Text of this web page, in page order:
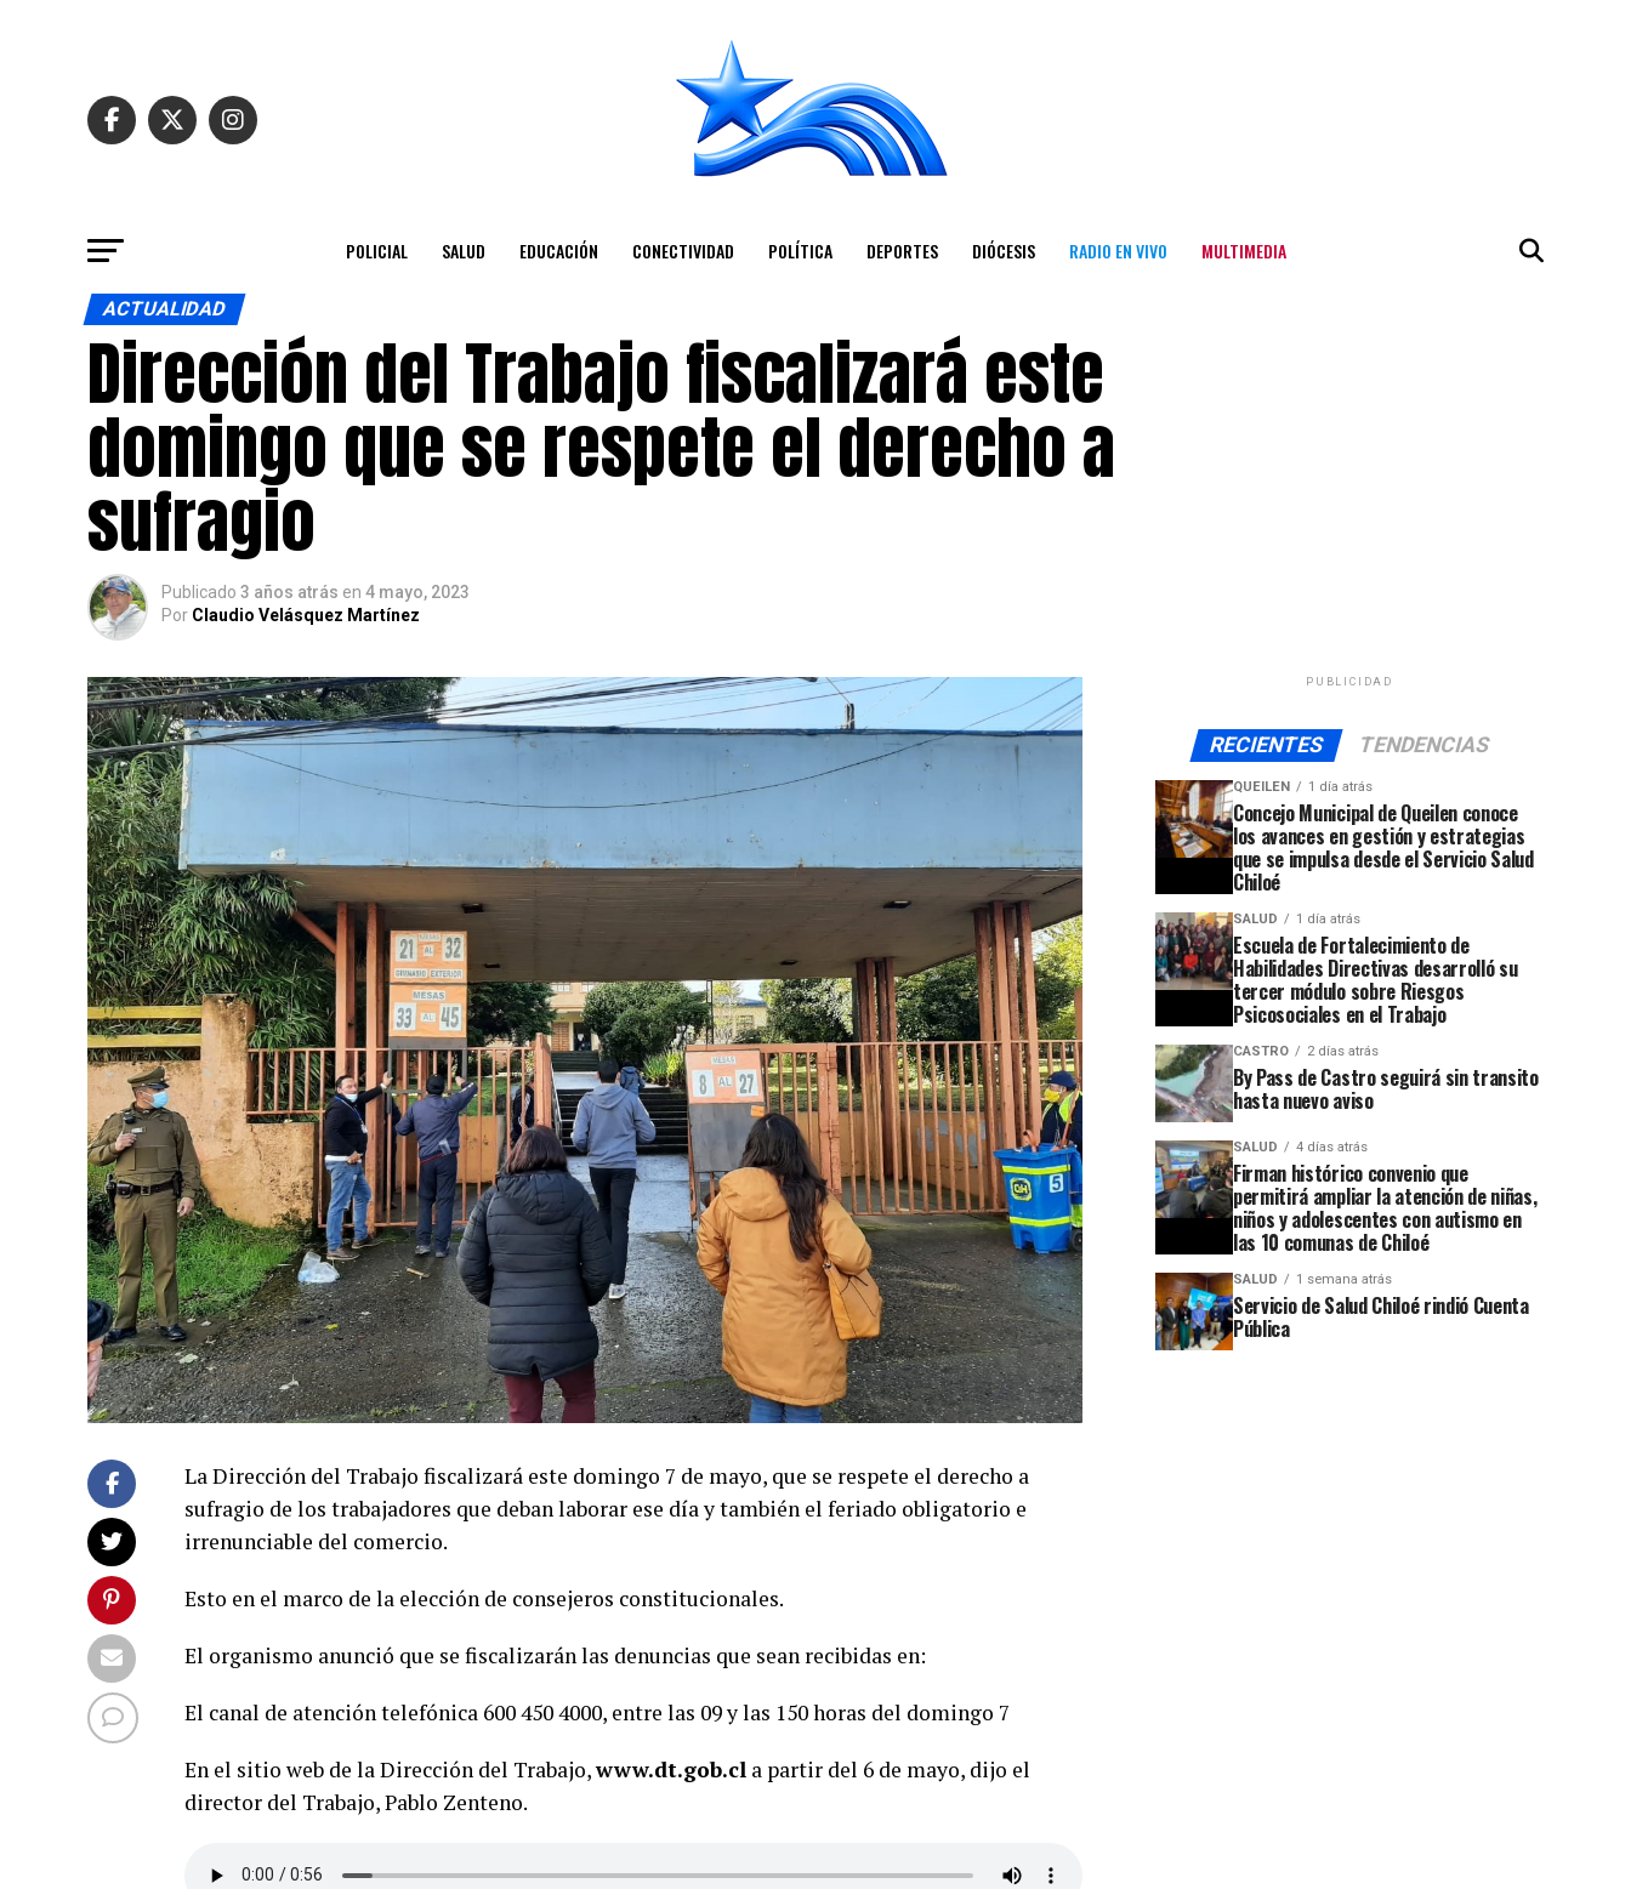
POLICIAL SALUD EDUCACIÓN CONECTIVIDAD POLÍTICA DEPORTES DIÓCESIS RADIO EN VIVO MULTIMEDIA
ACTUALIDAD
Dirección del Trabajo fiscalizará este
domingo que se respete el derecho a
sufragio
Publicado 3 años atrás en 4 mayo, 2023
Por Claudio Velásquez Martínez
La Dirección del Trabajo fiscalizará este domingo 7 de mayo, que se respete el derecho a
sufragio de los trabajadores que deban laborar ese día y también el feriado obligatorio e
irrenunciable del comercio.
Esto en el marco de la elección de consejeros constitucionales.
El organismo anunció que se fiscalizarán las denuncias que sean recibidas en:
El canal de atención telefónica 600 450 4000, entre las 09 y las 150 horas del domingo 7
En el sitio web de la Dirección del Trabajo,www.dt.gob.cl a partir del 6 de mayo, dijo el
director del Trabajo, Pablo Zenteno.
PUBLICIDAD
RECIENTES TENDENCIAS
QUEILEN 1 día atrás
Concejo Municipal de Queilen conoce
los avances en gestión y estrategias
que se impulsa desde el Servicio Salud
Chiloé
SALUD 1 día atrás
Escuela de Fortalecimiento de
Habilidades Directivas desarrolló su
tercer módulo sobre Riesgos
Psicosociales en el Trabajo
CASTRO 2 días atrás
By Pass de Castro seguirá sin transito
hasta nuevo aviso
SALUD 4 días atrás
Firman histórico convenio que
permitirá ampliar la atención de niñas,
niños y adolescentes con autismo en
las 10 comunas de Chiloé
SALUD 1 semana atrás
Servicio de Salud Chiloé rindió Cuenta
Pública